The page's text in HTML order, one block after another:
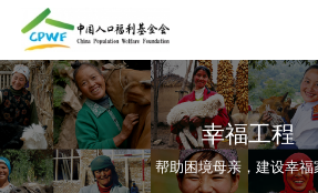
幸福工程
帮助困境母亲，建设幸福